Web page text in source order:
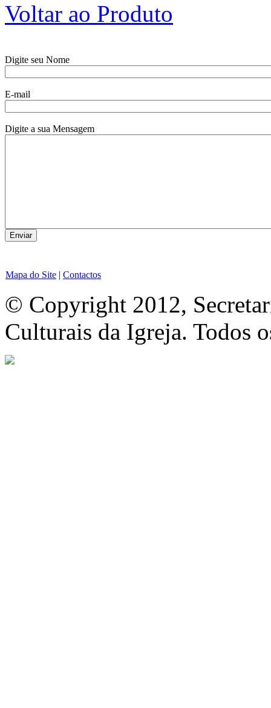
Voltar ao Produto
Digite seu Nome
E-mail
Digite a sua Mensagem
Mapa do Site | Contactos
© Copyright 2012,
Culturais da Igreja. Todos